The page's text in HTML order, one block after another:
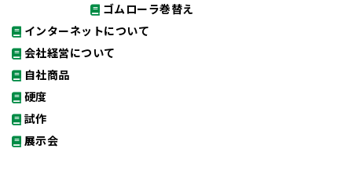
ゴムローラ巻替え
インターネットについて
会社経営について
自社商品
硬度
試作
展示会